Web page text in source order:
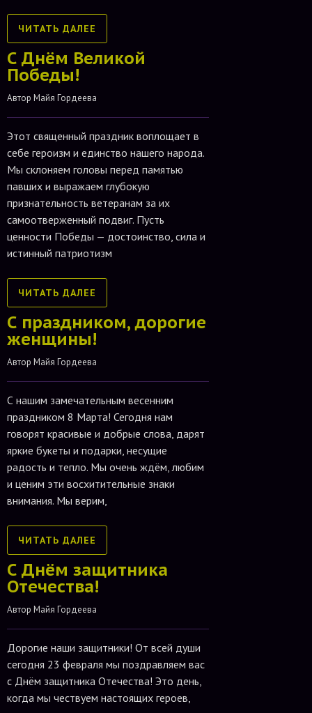
ЧИТАТЬ ДАЛЕЕ
С Днём Великой
Победы!
Автор Майя Гордеева
Этот священный праздник воплощает в
себе героизм и единство нашего народа.
Мы склоняем головы перед памятью
павших и выражаем глубокую
признательность ветеранам за их
самоотверженный подвиг. Пусть
ценности Победы — достоинство, сила и
истинный патриотизм
ЧИТАТЬ ДАЛЕЕ
С праздником, дорогие
женщины!
Автор Майя Гордеева
С нашим замечательным весенним
праздником 8 Марта! Сегодня нам
говорят красивые и добрые слова, дарят
яркие букеты и подарки, несущие
радость и тепло. Мы очень ждём, любим
и ценим эти восхитительные знаки
внимания. Мы верим,
ЧИТАТЬ ДАЛЕЕ
С Днём защитника
Отечества!
Автор Майя Гордеева
Дорогие наши защитники! От всей души
сегодня 23 февраля мы поздравляем вас
с Днём защитника Отечества! Это день,
когда мы чествуем настоящих героев,